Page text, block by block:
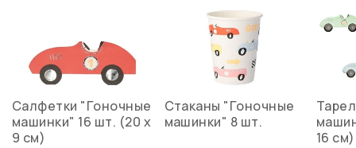
Салфетки "Гоночные
машинки" 16 шт. (20 х
9 см)
Стаканы "Гоночные
машинки" 8 шт.
16 см)